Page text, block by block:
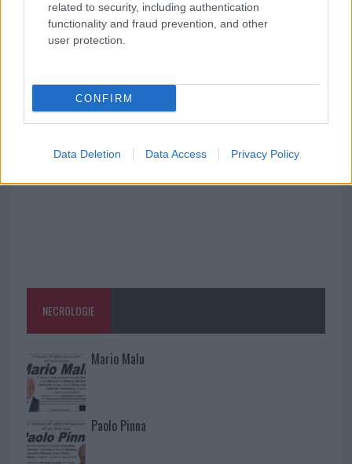
related to security, including authentication
functionality and fraud prevention, and other
user protection.
CONFIRM
Data Deletion Data Access Privacy Policy
Monte Pino, la fine di un lungo dolore: storia e
rinascita della strada che segnò la Gallura
Raid nelle campagne di Berchidda, rischio per
la rete elettrica
NECROLOGIE
Mario Malu
Paolo Pinna